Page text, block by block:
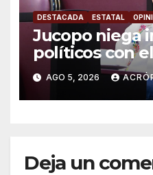
DESTACADA ESTATAL
Jucopo niega
políticos con
alcaldes
AGO 5, 2026
Deja un